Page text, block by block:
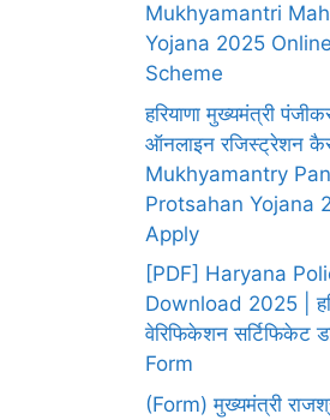
Mukhyamantri
Yojana 2025
Scheme
हरियाणा मुख्यमंत्री
ऑनलाइन रजिस्ट्रेशन
Mukhyamantry
Protsahan Yojana
Apply
[PDF] Haryana
Download 2025 |
वेरिफिकेशन सर्टिफिकेट
Form
(Form) मुख्यमंत्री